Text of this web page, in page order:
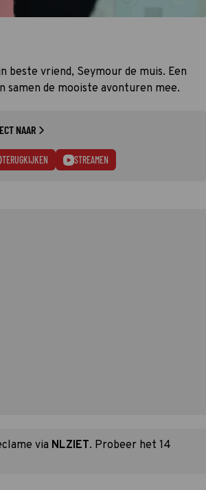
vriend, Seymour de muis. Een
samen de mooiste avonturen mee.
NAAR
TERUGKIJKEN STREAMEN
via NLZIET. Probeer het 14